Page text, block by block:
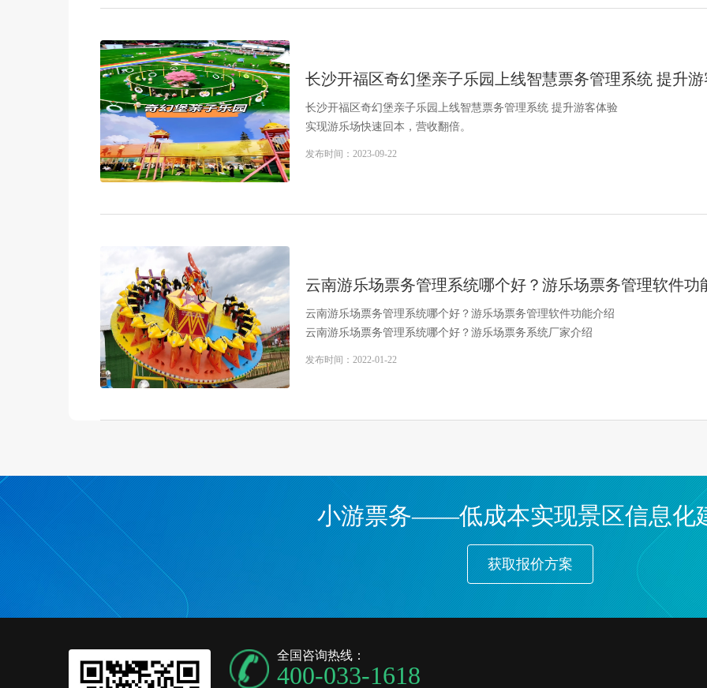
长沙开福区奇幻堡亲子乐园上线智慧票务管理系统 提升
长沙开福区奇幻堡亲子乐园上线智慧票务管理系统 提升游客体验
实现游乐场快速回本，营收翻倍。
发布时间： 2023-09-22
云南游乐场票务管理系统哪个好？游乐场票务管理软件功
云南游乐场票务管理系统哪个好？游乐场票务管理软件功能介绍
云南游乐场票务管理系统哪个好？游乐场票务系统厂家介绍
发布时间： 2022-01-22
小游票务——低成本实现景区信息化
获取报价方案
全国咨询热线：
400-033-1618